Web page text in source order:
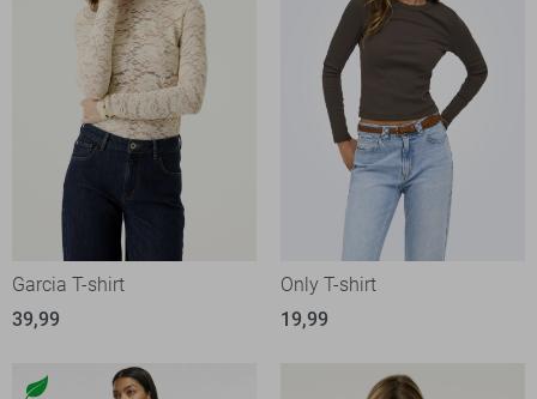
Garcia T-shirt
39,99
Only T-shirt
19,99